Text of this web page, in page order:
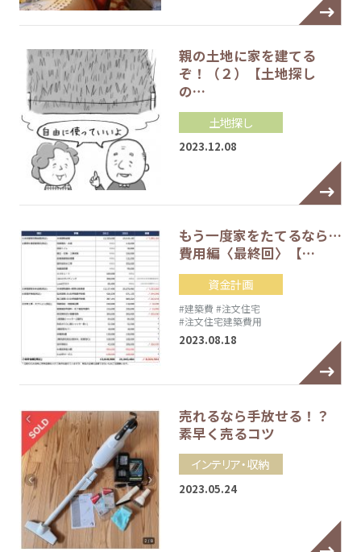
親の土地に家を建てる
ぞ！（２）【土地探し
の…
土地探し
2023.12.08
もう一度家をたてるなら…
費用編〈最終回〉【…
資金計画
#建築費 #注文住宅
#注文住宅建築費用
2023.08.18
売れるなら手放せる！？
素早く売るコツ
インテリア・収納
2023.05.24